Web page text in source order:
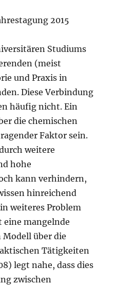
2015
Studiums
(meist
und Praxis in
Diese Verbindung
häufig nicht. Ein
die chemischen
Faktor sein.
weitere
hohe
kann verhindern,
hinreichend
weiteres Problem
mangelnde
Modell über die
Tätigkeiten
legt nahe, dass dies
zwischen